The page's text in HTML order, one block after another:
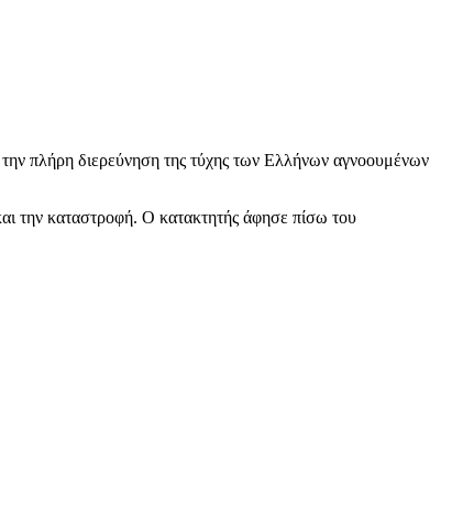
πλήρη διερεύνηση της τύχης των Ελλήνων αγνοουμένων
την καταστροφή. Ο κατακτητής άφησε πίσω του